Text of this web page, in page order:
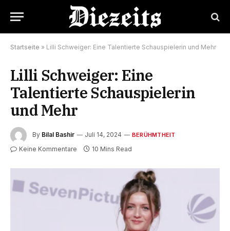
Startseite » Lilli Schweiger: Eine Talentierte Schauspielerin und Mehr
Lilli Schweiger: Eine
Talentierte Schauspielerin
und Mehr
By Bilal Bashir Juli 14, 2024 BERÜHMTHEIT
Keine Kommentare 10 Mins Read